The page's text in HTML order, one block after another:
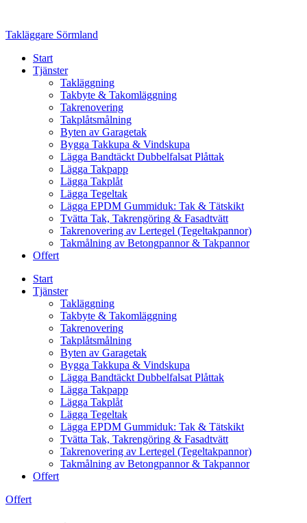
content
Takläggare Sörmland
Start
Tjänster
Takläggning
Takbyte & Takomläggning
Takrenovering
Takplåtsmålning
Byten av Garagetak
Bygga Takkupa & Vindskupa
Lägga Bandtäckt Dubbelfalsat Plåttak
Lägga Takpapp
Lägga Takplåt
Lägga Tegeltak
Lägga EPDM Gummiduk: Tak & Tätskikt
Tvätta Tak, Takrengöring & Fasadtvätt
Takrenovering av Lertegel (Tegeltakpannor)
Takmålning av Betongpannor & Takpannor
Offert
Start
Tjänster
Takläggning
Takbyte & Takomläggning
Takrenovering
Takplåtsmålning
Byten av Garagetak
Bygga Takkupa & Vindskupa
Lägga Bandtäckt Dubbelfalsat Plåttak
Lägga Takpapp
Lägga Takplåt
Lägga Tegeltak
Lägga EPDM Gummiduk: Tak & Tätskikt
Tvätta Tak, Takrengöring & Fasadtvätt
Takrenovering av Lertegel (Tegeltakpannor)
Takmålning av Betongpannor & Takpannor
Offert
Offert